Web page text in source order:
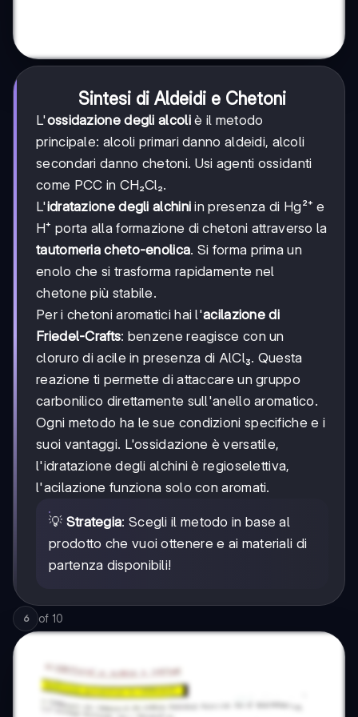
Sintesi di Aldeidi e Chetoni
L'ossidazione degli alcoliè il metodo
principale: alcoli primari danno aldeidi, alcoli
secondari danno chetoni. Usi agenti ossidanti
come PCC in CH₂Cl₂.
L'idratazione degli alchini in presenza di Hg²⁺ e
H⁺ porta alla formazione di chetoni attraverso la
tautomeria cheto-enolica. Si forma prima un
enolo che si trasforma rapidamente nel
chetone più stabile.
Per i chetoni aromatici hai l'acilazione di
Friedel-Crafts: benzene reagisce con un
cloruro di acile in presenza di AlCl₃. Questa
reazione ti permette di attaccare un gruppo
carbonilico direttamente sull'anello aromatico.
Ogni metodo ha le sue condizioni specifiche e i
suoi vantaggi. L'ossidazione è versatile,
l'idratazione degli alchini è regioselettiva,
l'acilazione funziona solo con aromati.
💡 Strategia: Scegli il metodo in base al
prodotto che vuoi ottenere e ai materiali di
partenza disponibili!
6 of 10